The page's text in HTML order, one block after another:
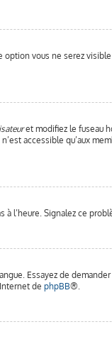
option vous ne serez
et modifiez le fuseau
accessible qu’aux
l’heure. Signalez ce
Essayez de
de phpBB®.